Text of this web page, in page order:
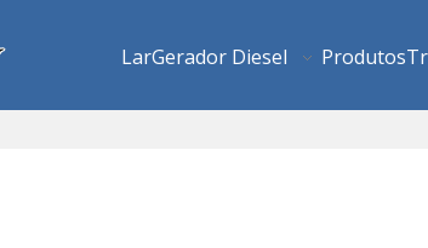
LarGerador Diesel Produtos